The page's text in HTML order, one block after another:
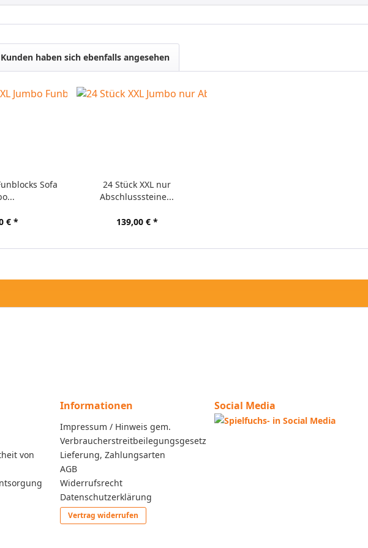
Kunden haben sich ebenfalls angesehen
Sofa
€ *
24 Stück XXL nur
Abschlusssteine...
139,00 € *
von
Informationen
Impressum / Hinweis gem.
Verbraucherstreitbeilegungsgesetz
Lieferung, Zahlungsarten
AGB
Widerrufsrecht
Datenschutzerklärung
Vertrag widerrufen
Social Media